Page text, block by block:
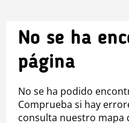
No se ha
página
No se ha podido
Comprueba si hay
consulta nuestro mapa